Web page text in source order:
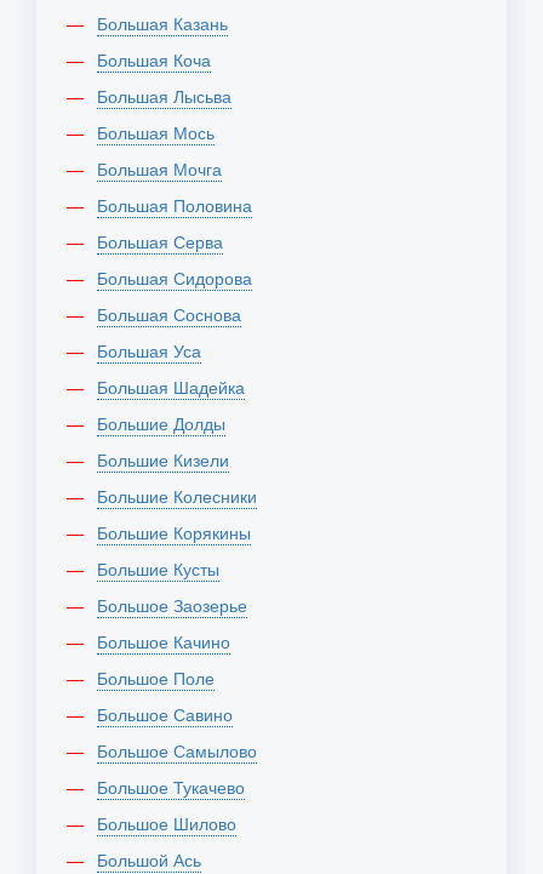
Большая Казань
Большая Коча
Большая Лысьва
Большая Мось
Большая Мочга
Большая Половина
Большая Серва
Большая Сидорова
Большая Соснова
Большая Уса
Большая Шадейка
Большие Долды
Большие Кизели
Большие Колесники
Большие Корякины
Большие Кусты
Большое Заозерье
Большое Качино
Большое Поле
Большое Савино
Большое Самылово
Большое Тукачево
Большое Шилово
Большой Ась